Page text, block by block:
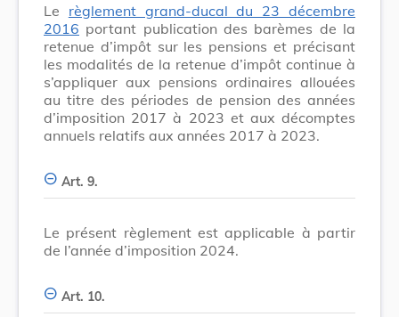
Le règlement grand-ducal du 23 décembre
2016 portant publication des barèmes de la
retenue d’impôt sur les pensions et précisant
les modalités de la retenue d’impôt continue à
s’appliquer aux pensions ordinaires allouées
au titre des périodes de pension des années
d’imposition 2017 à 2023 et aux décomptes
annuels relatifs aux années 2017 à 2023.
Art. 9.
Le présent règlement est applicable à partir
de l’année d’imposition 2024.
Art. 10.